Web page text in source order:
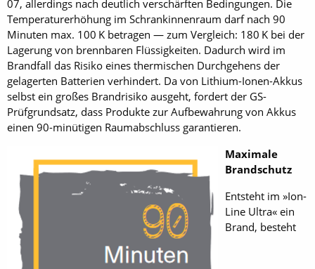
07, allerdings nach deutlich verschärften Bedingungen. Die
Temperaturerhöhung im Schrankinnenraum darf nach 90
Minuten max. 100 K betragen — zum Vergleich: 180 K bei der
Lagerung von brennbaren Flüssigkeiten. Dadurch wird im
Brandfall das Risiko eines thermischen Durchgehens der
gelagerten Batterien verhindert. Da von Lithium-Ionen-Akkus
selbst ein großes Brandrisiko ausgeht, fordert der GS-
Prüfgrundsatz, dass Produkte zur Aufbewahrung von Akkus
einen 90-minütigen Raumabschluss garantieren.
Maximale
Brandschutz
Entsteht im »Ion-
Line Ultra« ein
Brand, besteht